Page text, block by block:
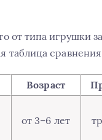
от типа игрушки
таблица
Возраст
от 3–6 лет